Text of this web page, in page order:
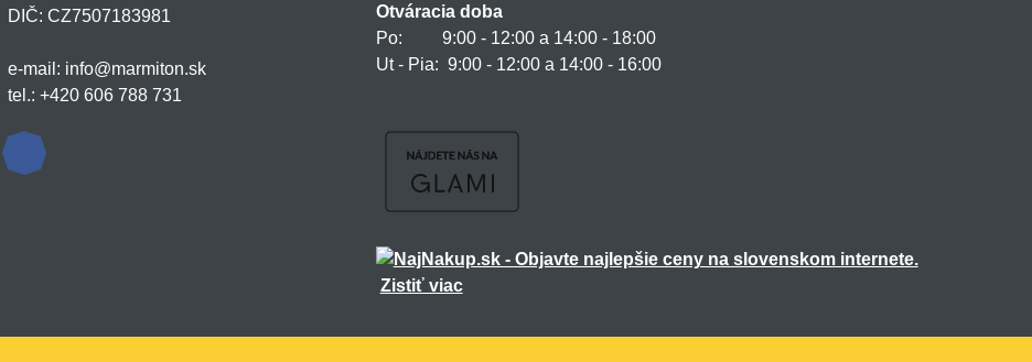
DIČ: CZ7507183981
e-mail: info@marmiton.sk
tel.: +420 606 788 731
Otváracia doba
Po: 9:00 - 12:00 a 14:00 - 18:00
Ut - Pia: 9:00 - 12:00 a 14:00 - 16:00
Zistiť viac